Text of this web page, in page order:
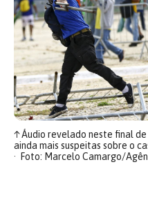
↑Áudio revelado neste final
ainda mais suspeitas sobre o
Foto: Marcelo Camargo/